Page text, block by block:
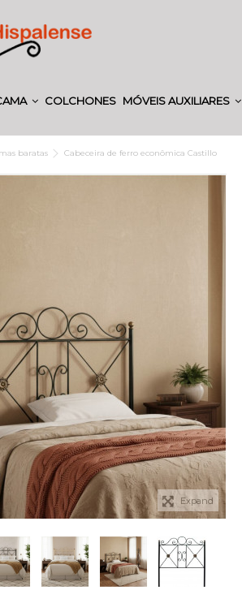
COLCHONES MÓVEIS AUXILIARES
baratas Cabeceira de ferro econômica Castillo
Expand